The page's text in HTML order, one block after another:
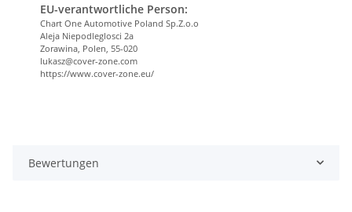
EU-verantwortliche Person:
Chart One Automotive Poland Sp.Z.o.o
Aleja Niepodleglosci 2a
Zorawina, Polen, 55-020
lukasz@cover-zone.com
https://www.cover-zone.eu/
Bewertungen